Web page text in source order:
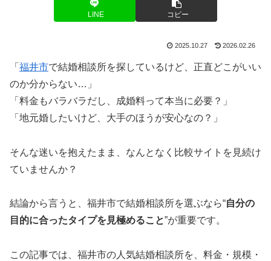
LINE コピー
2025.10.27 2026.02.26
「 福井市で結婚相談所を探しているけど、正直どこがいい
のか分からない…」
「料金もバラバラだし、成婚料って本当に必要？」
「地元婚したいけど、大手のほうが安心なの？」
そんな迷いを抱えたまま、なんとなく比較サイトを見続け
ていませんか？
結論から言うと、福井市で結婚相談所を選ぶなら“自分の
目的に合ったタイプを見極めること”が重要です。
この記事では、福井市の人気結婚相談所を、料金・規模・